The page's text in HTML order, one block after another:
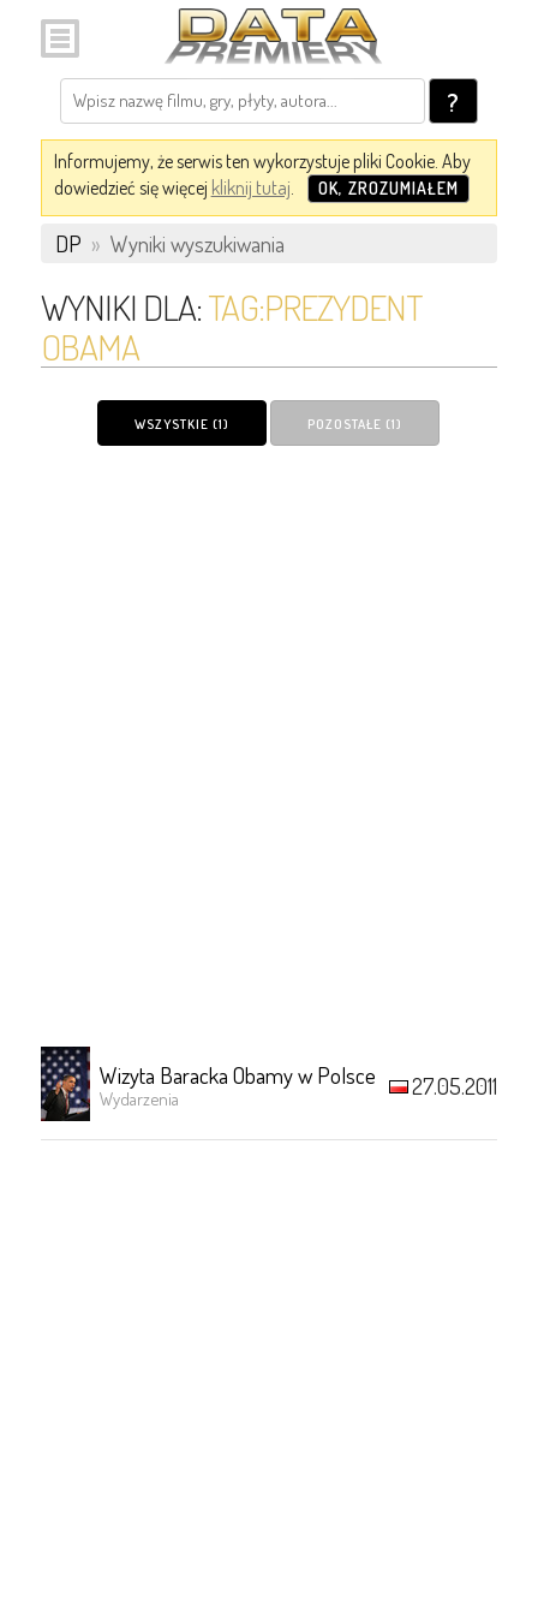
?
Informujemy, że serwis ten wykorzystuje pliki Cookie. Aby
dowiedzieć się więcej kliknij tutaj. OK, ZROZUMIAŁEM
DP » Wyniki wyszukiwania
WYNIKI DLA:TAG:PREZYDENT
OBAMA
WSZYSTKIE (1) POZOSTAŁE (1)
Wizyta Baracka Obamy w Polsce
Wydarzenia 27.05.2011